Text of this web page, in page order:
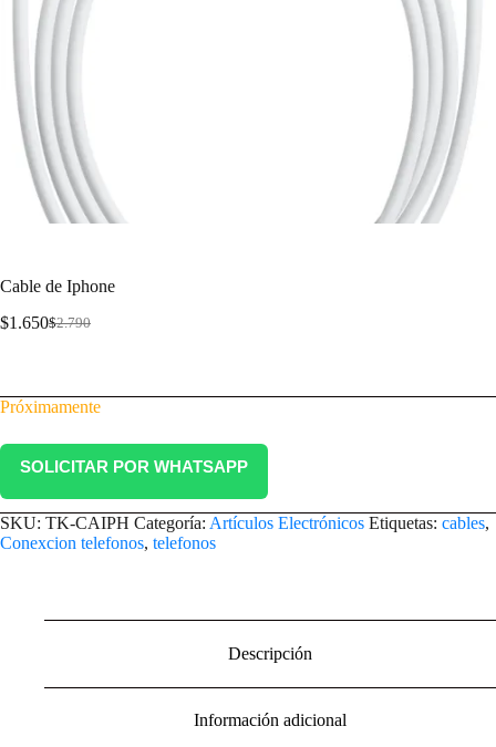
Cable de Iphone
$2.790
$1.650
Próximamente
SOLICITAR POR WHATSAPP
SKU: TK-CAIPH Categoría: Artículos Electrónicos Etiquetas: cables,
Conexcion telefonos, telefonos
Descripción
Información adicional